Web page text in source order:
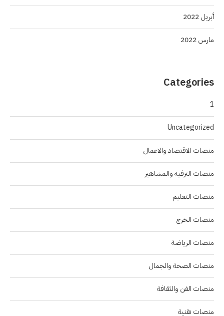
أبريل 2022
مارس 2022
Categories
1
Uncategorized
منصات الاقتصاد والاعمال
منصات الترفيه والمشاهير
منصات التعليم
منصات الخرج
منصات الرياضة
منصات الصحة والجمال
منصات الفن والثقافة
منصات تقنية